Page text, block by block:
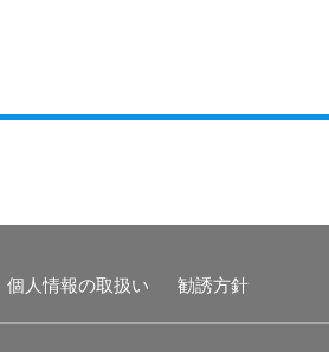
個人情報の取扱い 勧誘方針